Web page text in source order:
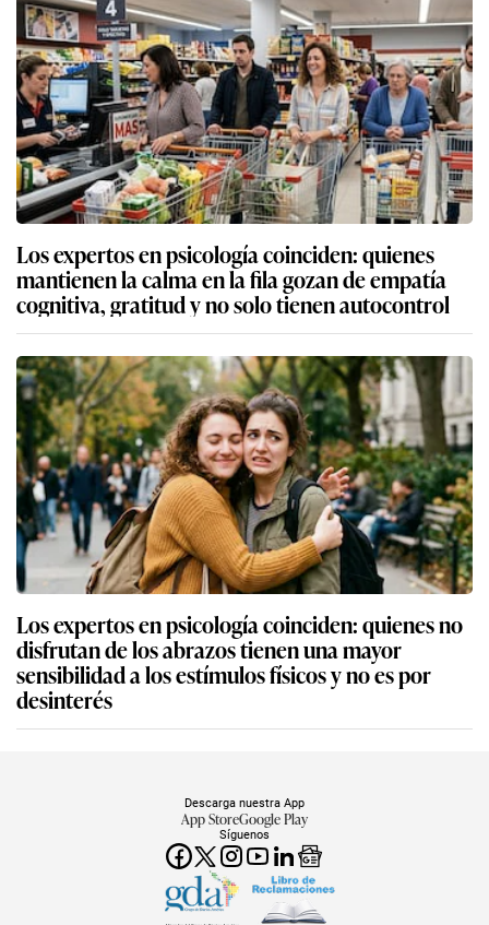
Los expertos en psicología coinciden: quienes
mantienen la calma en la fila gozan de empatía
cognitiva, gratitud y no solo tienen autocontrol
Los expertos en psicología coinciden: quienes no
disfrutan de los abrazos tienen una mayor
sensibilidad a los estímulos físicos y no es por
desinterés
Síguenos
Descarga nuestra App
App StoreGoogle Play